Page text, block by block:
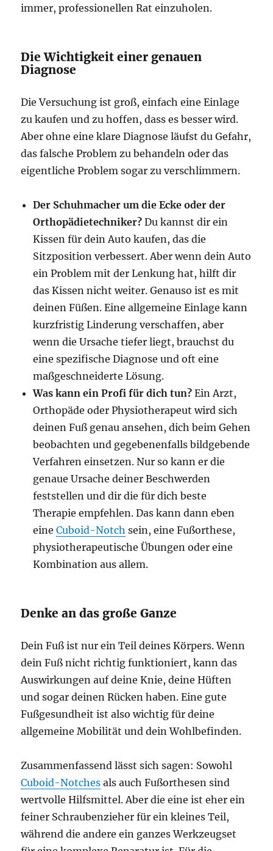
immer, professionellen Rat einzuholen.
Die Wichtigkeit einer genauen
Diagnose
Die Versuchung ist groß, einfach eine Einlage
zu kaufen und zu hoffen, dass es besser wird.
Aber ohne eine klare Diagnose läufst du Gefahr,
das falsche Problem zu behandeln oder das
eigentliche Problem sogar zu verschlimmern.
Der Schuhmacher um die Ecke oder der
Orthopädietechniker? Du kannst dir ein
Kissen für dein Auto kaufen, das die
Sitzposition verbessert. Aber wenn dein Auto
ein Problem mit der Lenkung hat, hilft dir
das Kissen nicht weiter. Genauso ist es mit
deinen Füßen. Eine allgemeine Einlage kann
kurzfristig Linderung verschaffen, aber
wenn die Ursache tiefer liegt, brauchst du
eine spezifische Diagnose und oft eine
maßgeschneiderte Lösung.
Was kann ein Profi für dich tun? Ein Arzt,
Orthopäde oder Physiotherapeut wird sich
deinen Fuß genau ansehen, dich beim Gehen
beobachten und gegebenenfalls bildgebende
Verfahren einsetzen. Nur so kann er die
genaue Ursache deiner Beschwerden
feststellen und dir die für dich beste
Therapie empfehlen. Das kann dann eben
eineCuboid-Notch sein, eine Fußorthese,
physiotherapeutische Übungen oder eine
Kombination aus allem.
Denke an das große Ganze
Dein Fuß ist nur ein Teil deines Körpers. Wenn
dein Fuß nicht richtig funktioniert, kann das
Auswirkungen auf deine Knie, deine Hüften
und sogar deinen Rücken haben. Eine gute
Fußgesundheit ist also wichtig für deine
allgemeine Mobilität und dein Wohlbefinden.
Zusammenfassend lässt sich sagen: Sowohl
Cuboid-Notches als auch Fußorthesen sind
wertvolle Hilfsmittel. Aber die eine ist eher ein
feiner Schraubenzieher für ein kleines Teil,
während die andere ein ganzes Werkzeugset